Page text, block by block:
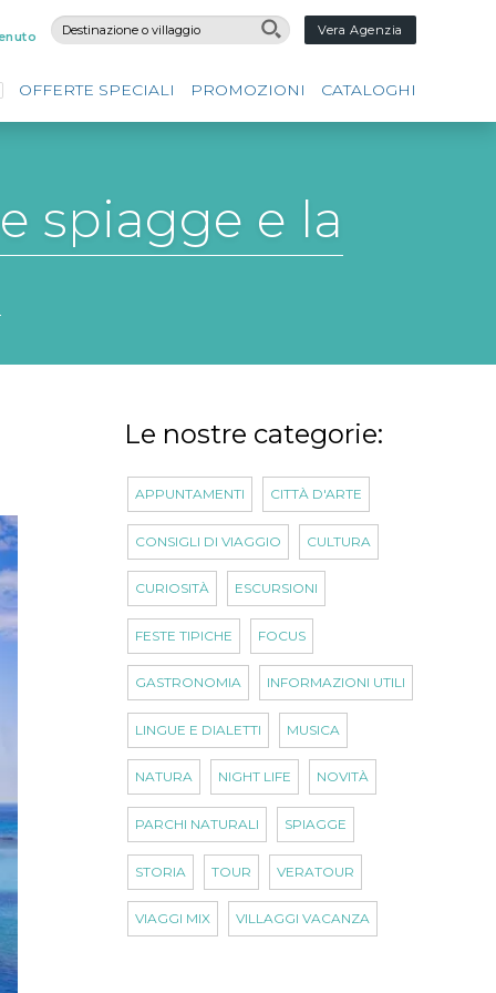
Vera Agenzia
OFFERTE SPECIALI PROMOZIONI CATALOGHI
spiagge e la
Le nostre categorie:
APPUNTAMENTI CITTÀ D'ARTE
CONSIGLI DI VIAGGIO CULTURA
CURIOSITÀ ESCURSIONI
FESTE TIPICHE FOCUS
GASTRONOMIA INFORMAZIONI UTILI
LINGUE E DIALETTI MUSICA
NATURA NIGHT LIFE NOVITÀ
PARCHI NATURALI SPIAGGE
STORIA TOUR VERATOUR
VIAGGI MIX VILLAGGI VACANZA